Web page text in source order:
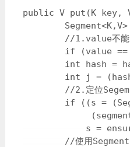
public V put(K key,
Segment<K,V>
//1.value不能
if (value ==
int hash =
int j = (hash
//2.定位Segemnt，
if ((s =
(segments, (j <<
s =
//使用Segment的